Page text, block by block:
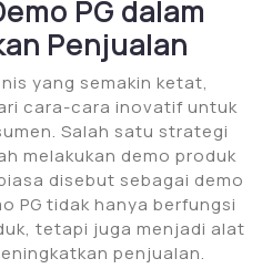
PG dalam
Penjualan
yang semakin ketat,
cara-cara inovatif untuk
Salah satu strategi
melakukan demo produk
disebut sebagai demo
PG tidak hanya berfungsi
tetapi juga menjadi alat
penjualan.